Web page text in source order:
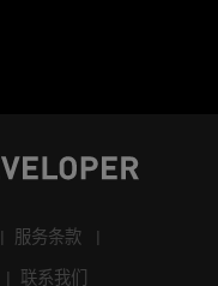
服务条款
联系我们